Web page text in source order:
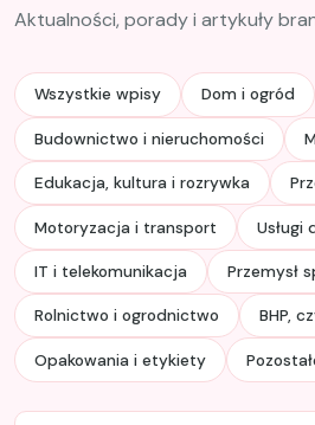
Aktualności, porady i artykuły
Wszystkie wpisy Dom i ogród
Budownictwo i nieruchomości
Edukacja, kultura i rozrywka
Motoryzacja i transport Usługi
IT i telekomunikacja Przemysł
Rolnictwo i ogrodnictwo BHP,
Opakowania i etykiety